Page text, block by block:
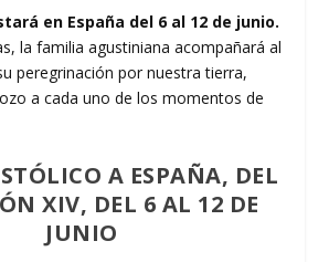
en España del 6 al 12 de junio.
la familia agustiniana acompañará al
peregrinación por nuestra tierra,
a cada uno de los momentos de
A ESPAÑA, DEL
XIV, DEL 6 AL 12 DE
JUNIO